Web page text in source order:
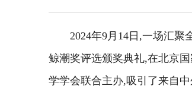
2024年9月14日,一场汇
鲸潮奖评选颁奖典礼,在北京
学学会联合主办,吸引了来自